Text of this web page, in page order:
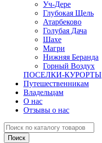
Уч-Дере
Глубокая Щель
Атарбеково
Голубая Дача
Шахе
Магри
Нижняя Беранда
Горный Воздух
ПОСЕЛКИ-КУРОРТЫ
Путешественникам
Владельцам
О нас
Отзывы о нас